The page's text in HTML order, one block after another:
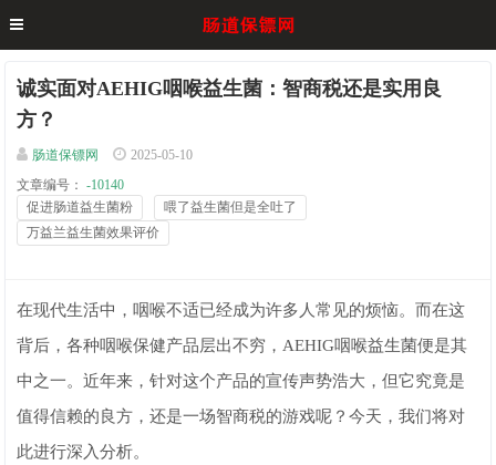
诚实面对AEHIG咽喉益生菌：智商税还是实用良
方？
肠道保镖网
2025-05-10
文章编号：
-10140
促进肠道益生菌粉
喂了益生菌但是全吐了
万益兰益生菌效果评价
在现代生活中，咽喉不适已经成为许多人常见的烦恼。而在这
背后，各种咽喉保健产品层出不穷，AEHIG咽喉益生菌便是其
中之一。近年来，针对这个产品的宣传声势浩大，但它究竟是
值得信赖的良方，还是一场智商税的游戏呢？今天，我们将对
此进行深入分析。